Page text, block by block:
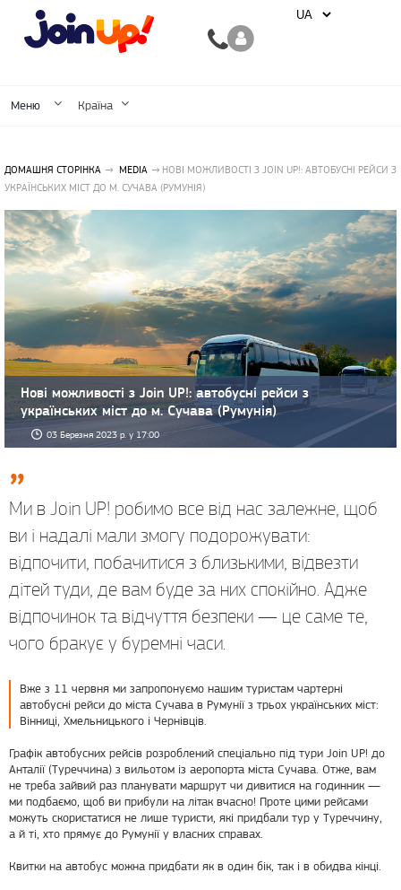
Меню Країна
ДОМАШНЯ СТОРІНКА MEDIA
НОВІ МОЖЛИВОСТІ З JOIN UP!: АВТОБУСНІ РЕЙСИ З
УКРАЇНСЬКИХ МІСТ ДО М. СУЧАВА (РУМУНІЯ)
Нові можливості з Join UP!: автобусні рейси з
українських міст до м. Сучава (Румунія)
03 Березня 2023 р. у 17:00
Ми в Join UP! робимо все від нас залежне, щоб
ви і надалі мали змогу подорожувати:
відпочити, побачитися з близькими, відвезти
дітей туди, де вам буде за них спокійно. Адже
відпочинок та відчуття безпеки — це саме те,
чого бракує у буремні часи.
Вже з 11 червня ми запропонуємо нашим туристам чартерні
автобусні рейси до міста Сучава в Румунії з трьох українських міст:
Вінниці, Хмельницького і Чернівців.
Графік автобусних рейсів розроблений спеціально під тури Join UP! до
Анталії (Туреччина) з вильотом із аеропорта міста Сучава. Отже, вам
не треба зайвий раз планувати маршрут чи дивитися на годинник —
ми подбаємо, щоб ви прибули на літак вчасно! Проте цими рейсами
можуть скористатися не лише туристи, які придбали тур у Туреччину,
а й ті, хто прямує до Румунії у власних справах.
Квитки на автобус можна придбати як в один бік, так і в обидва кінці.